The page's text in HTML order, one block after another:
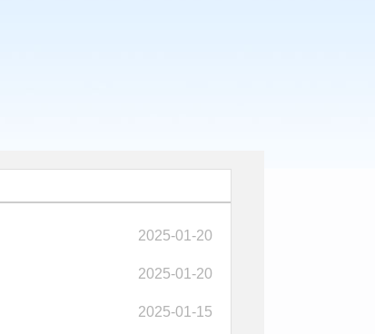
2025-01-20
2025-01-20
2025-01-15